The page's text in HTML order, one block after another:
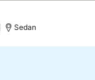
Sedan